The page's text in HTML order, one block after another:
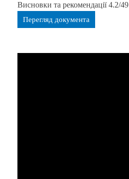
Висновки та рекомендації 4.2/49
Перегляд документа